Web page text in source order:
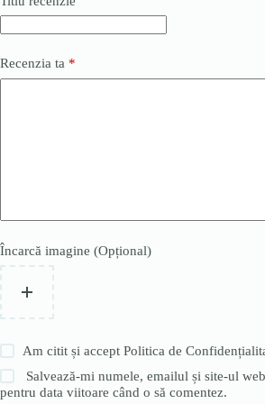
Recenzia ta *
Încarcă imagine (Opțional)
Am citit și acceptPolitica de
Salvează-mi numele, emailul și site-ul
pentru data viitoare când o să comentez.